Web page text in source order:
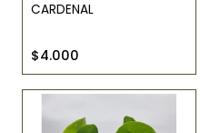
CARDENAL
$4.000